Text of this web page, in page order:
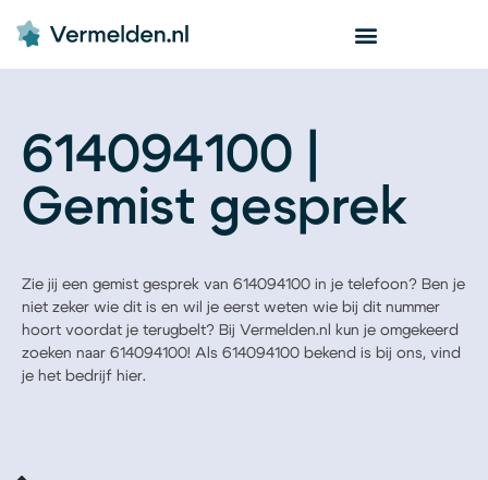
614094100 |
Gemist gesprek
Zie jij een gemist gesprek van 614094100 in je telefoon? Ben je
niet zeker wie dit is en wil je eerst weten wie bij dit nummer
hoort voordat je terugbelt? Bij Vermelden.nl kun je omgekeerd
zoeken naar 614094100! Als 614094100 bekend is bij ons, vind
je het bedrijf hier.